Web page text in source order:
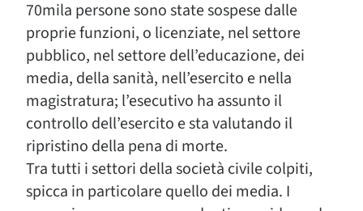
70mila persone sono state sospese dalle
proprie funzioni, o licenziate, nel settore
pubblico, nel settore dell’educazione, dei
media, della sanità, nell’esercito e nella
magistratura; l’esecutivo ha assunto il
controllo dell’esercito e sta valutando il
ripristino della pena di morte.
Tra tutti i settori della società civile colpiti,
spicca in particolare quello dei media. I